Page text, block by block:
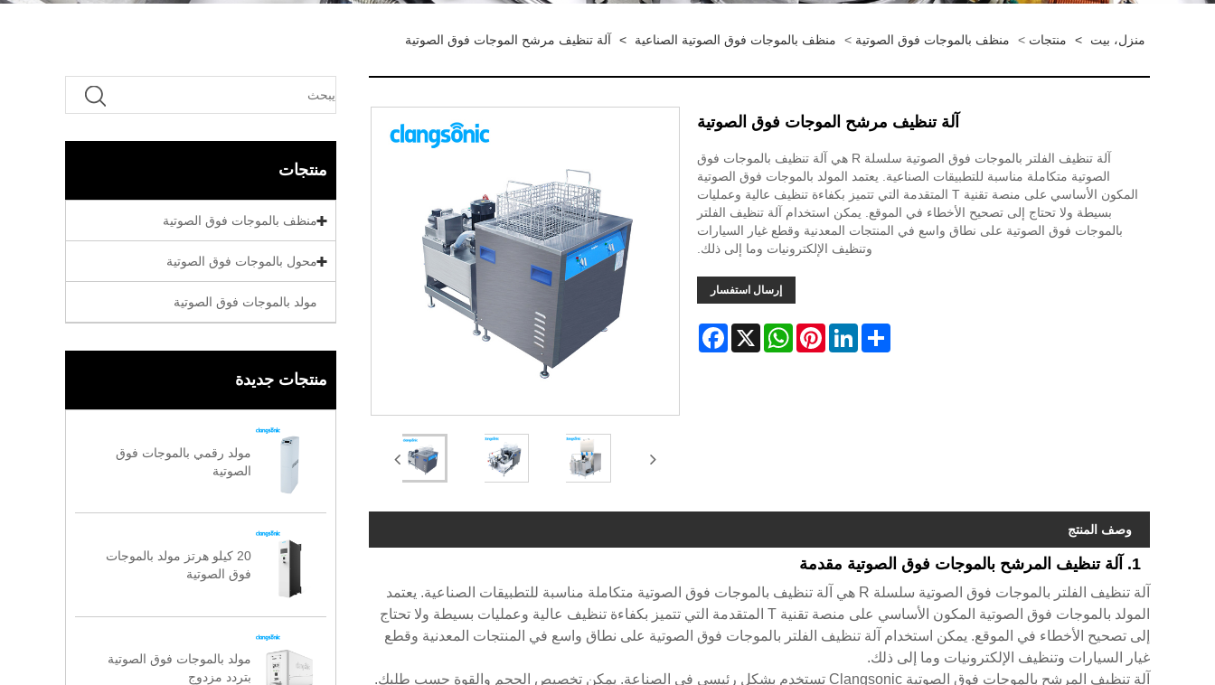
منزل، بيت > منتجات > منظف ​​بالموجات فوق الصوتية > منظف ​​بالموجات فوق الصوتية الصناعية > آلة تنظيف مرشح الموجات فوق الصوتية
منتجات
منظف ​​بالموجات فوق الصوتية
محول بالموجات فوق الصوتية
مولد بالموجات فوق الصوتية
منتجات جديدة
مولد رقمي بالموجات فوق
الصوتية
20 كيلو هرتز مولد بالموجات
فوق الصوتية
مولد بالموجات فوق الصوتية
بتردد مزدوج
آلة تنظيف مرشح الموجات فوق الصوتية
آلة تنظيف الفلتر بالموجات فوق الصوتية سلسلة R هي آلة تنظيف بالموجات فوق
الصوتية متكاملة مناسبة للتطبيقات الصناعية. يعتمد المولد بالموجات فوق الصوتية
المكون الأساسي على منصة تقنية T المتقدمة التي تتميز بكفاءة تنظيف عالية وعمليات
بسيطة ولا تحتاج إلى تصحيح الأخطاء في الموقع. يمكن استخدام آلة تنظيف الفلتر
بالموجات فوق الصوتية على نطاق واسع في المنتجات المعدنية وقطع غيار السيارات
وتنظيف الإلكترونيات وما إلى ذلك.
إرسال استفسار
Facebook X
WhatsAppPinterestLinkedInShare
وصف المنتج
1. آلة تنظيف المرشح بالموجات فوق الصوتية مقدمة
آلة تنظيف الفلتر بالموجات فوق الصوتية سلسلة R هي آلة تنظيف بالموجات فوق الصوتية متكاملة مناسبة للتطبيقات الصناعية. يعتمد
المولد بالموجات فوق الصوتية المكون الأساسي على منصة تقنية T المتقدمة التي تتميز بكفاءة تنظيف عالية وعمليات بسيطة ولا تحتاج
إلى تصحيح الأخطاء في الموقع. يمكن استخدام آلة تنظيف الفلتر بالموجات فوق الصوتية على نطاق واسع في المنتجات المعدنية وقطع
غيار السيارات وتنظيف الإلكترونيات وما إلى ذلك.
آلة تنظيف المرشح بالموجات فوق الصوتية Clangsonic تستخدم بشكل رئيسي في الصناعة. يمكن تخصيص الحجم والقوة حسب طلبك.